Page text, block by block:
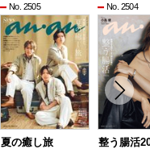
No. 2505
夏の癒し旅
No. 2504
整う腸活